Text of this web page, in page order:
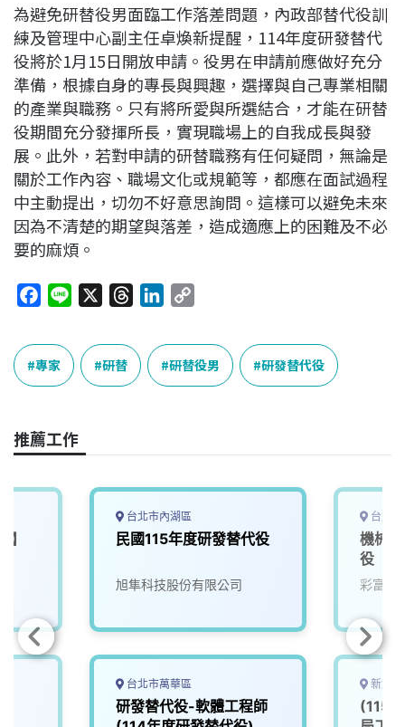
為避免研替役男面臨工作落差問題，內政部替代役訓
練及管理中心副主任卓煥新提醒，114年度研發替代
役將於1月15日開放申請。役男在申請前應做好充分
準備，根據自身的專長與興趣，選擇與自己專業相關
的產業與職務。只有將所愛與所選結合，才能在研替
役期間充分發揮所長，實現職場上的自我成長與發
展。此外，若對申請的研替職務有任何疑問，無論是
關於工作內容、職場文化或規範等，都應在面試過程
中主動提出，切勿不好意思詢問。這樣可以避免未來
因為不清楚的期望與落差，造成適應上的困難及不必
要的麻煩。
c
e
b
o
k
e
e
a
n
k
e
n
p
y
L
k
專家 研替 研替役男 研發替代役
推薦工作
台北市內湖區
民國115年度研發替代役
旭隼科技股份有限公司
台北市萬華區
研發替代役-軟體工程師
台北
機械/
役
彩富電
新北
(115